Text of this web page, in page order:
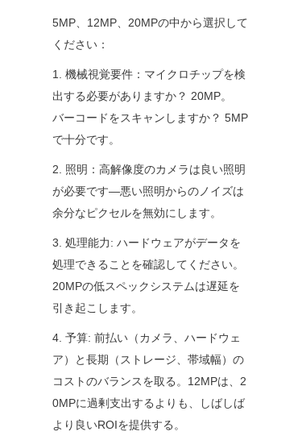
5MP、12MP、20MPの中から選択して
ください：
1. 機械視覚要件：マイクロチップを検
出する必要がありますか？ 20MP。
バーコードをスキャンしますか？ 5MP
で十分です。
2. 照明：高解像度のカメラは良い照明
が必要です—悪い照明からのノイズは
余分なピクセルを無効にします。
3. 処理能力: ハードウェアがデータを
処理できることを確認してください。
20MPの低スペックシステムは遅延を
引き起こします。
4. 予算: 前払い（カメラ、ハードウェ
ア）と長期（ストレージ、帯域幅）の
コストのバランスを取る。12MPは、2
0MPに過剰支出するよりも、しばしば
より良いROIを提供する。